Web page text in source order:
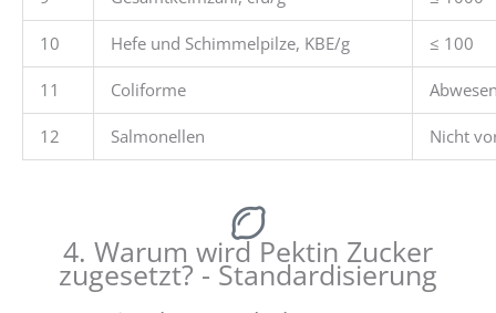
10 Hefe und Schimmelpilze, KBE/g ≤ 100
11 Coliforme
12 Salmonellen Nicht
4. Warum wird Pektin Zucker
zugesetzt? - Standardisierung